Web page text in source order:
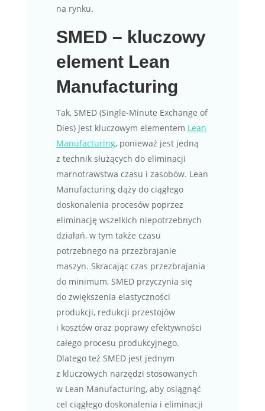
na rynku.
SMED – kluczowy
element Lean
Manufacturing
Tak, SMED (Single-Minute Exchange of
Dies) jest kluczowym elementem Lean
Manufacturing, ponieważ jest jedną
z technik służących do eliminacji
marnotrawstwa czasu i zasobów. Lean
Manufacturing dąży do ciągłego
doskonalenia procesów poprzez
eliminację wszelkich niepotrzebnych
działań, w tym także czasu
potrzebnego na przezbrajanie
maszyn. Skracając czas przezbrajania
do minimum, SMED przyczynia się
do zwiększenia elastyczności
produkcji, redukcji przestojów
i kosztów oraz poprawy efektywności
całego procesu produkcyjnego.
Dlatego też SMED jest jednym
z kluczowych narzędzi stosowanych
w Lean Manufacturing, aby osiągnąć
cel ciągłego doskonalenia i eliminacji